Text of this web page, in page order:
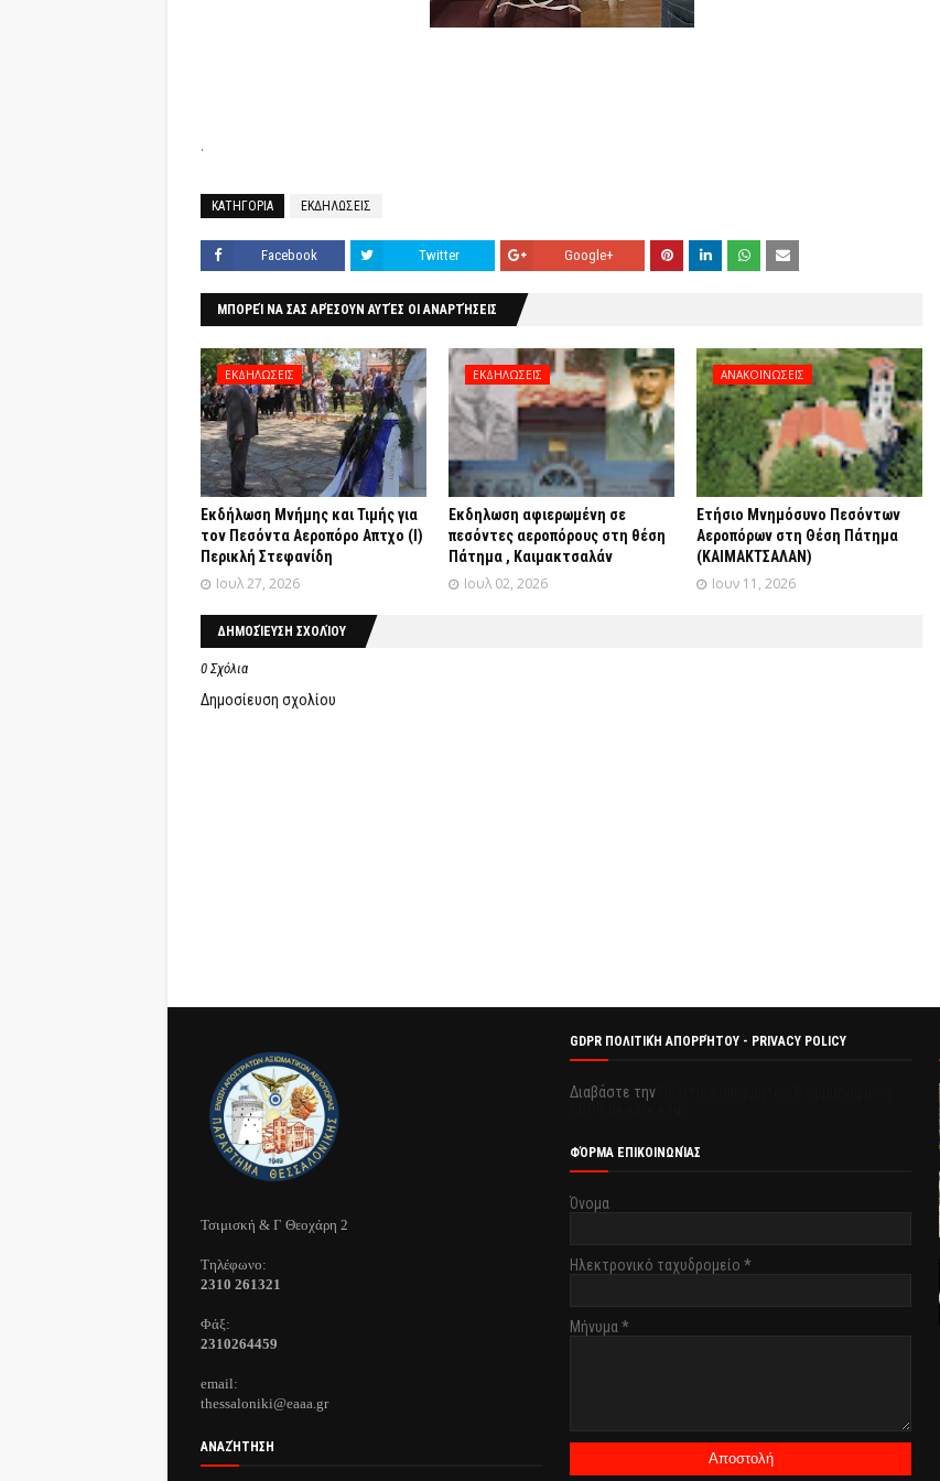
.
ΚΑΤΗΓΟΡΙΑ ΕΚΔΗΛΩΣΕΙΣ
Facebook Twitter Google+
ΜΠΟΡΕΊ ΝΑ ΣΑΣ ΑΡΈΣΟΥΝ ΑΥΤΈΣ ΟΙ ΑΝΑΡΤΉΣΕΙΣ
ΕΚΔΗΛΩΣΕΙΣ
Εκδήλωση Μνήμης και Τιμής για
τον Πεσόντα Αεροπόρο Απτχο (Ι)
Περικλή Στεφανίδη
Ιουλ 27, 2026
ΕΚΔΗΛΩΣΕΙΣ
Εκδηλωση αφιερωμένη σε
πεσόντες αεροπόρους στη θέση
Πάτημα , Καιμακτσαλάν
Ιουλ 02, 2026
ΑΝΑΚΟΙΝΩΣΕΙΣ
Ετήσιο Μνημόσυνο Πεσόντων
Αεροπόρων στη Θέση Πάτημα
(ΚΑΙΜΑΚΤΣΑΛΑΝ)
Ιουν 11, 2026
ΔΗΜΟΣΊΕΥΣΗ ΣΧΟΛΊΟΥ
0 Σχόλια
Δημοσίευση σχολίου
Τσιμισκή & Γ Θεοχάρη 2
Τηλέφωνo:
2310 261321
Φάξ:
2310264459
email:
thessaloniki@eaaa.gr
ΑΝΑΖΉΤΗΣΗ
GDPR ΠΟΛΙΤΙΚΉ ΑΠΟΡΡΉΤΟΥ - PRIVACY POLICY
Διαβάστε την
ΦΌΡΜΑ ΕΠΙΚΟΙΝΩΝΊΑΣ
Όνομα
Ηλεκτρονικό ταχυδρομείο *
Μήνυμα*